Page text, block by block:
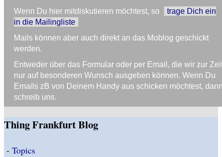
Wenn Du hier mitdiskutieren möchtest, so
trage Dich ein
in die Mailingliste
Mails können aber auch direkt an das Moblog geschickt
werden.
Entweder über das Formular oder per Email, die wir zur
nur auf besonderen Wunsch ausgeben können. Wenn Du
Emails zB von Deinem Handy aus schicken möchtest,
schreib uns.
Thing Frankfurt Blog
- Topics